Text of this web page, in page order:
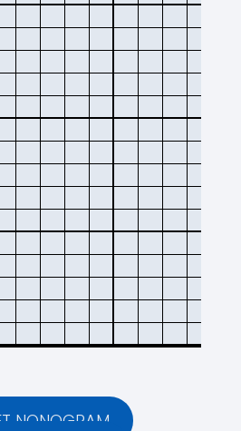
NONOGRAM